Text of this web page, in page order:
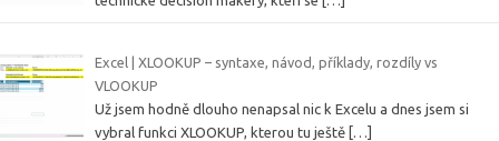
Excel | XLOOKUP – syntaxe, návod, příklady, rozdíly vs
VLOOKUP
Už jsem hodně dlouho nenapsal nic k Excelu a dnes jsem si
vybral funkci XLOOKUP, kterou tu ještě […]